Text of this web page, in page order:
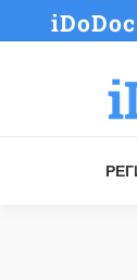
iDoDoc